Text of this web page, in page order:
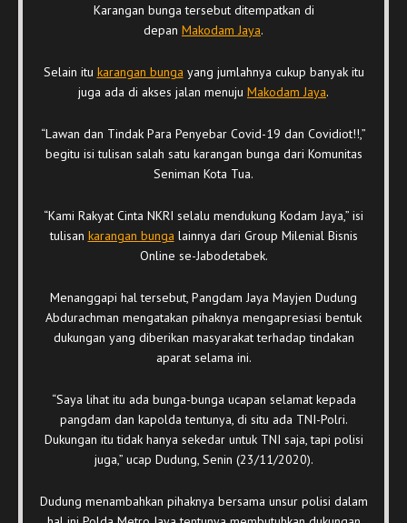
Karangan bunga tersebut ditempatkan di
depan Makodam Jaya.
Selain itu karangan bunga yang jumlahnya cukup banyak itu
juga ada di akses jalan menuju Makodam Jaya.
“Lawan dan Tindak Para Penyebar Covid-19 dan Covidiot!!,”
begitu isi tulisan salah satu karangan bunga dari Komunitas
Seniman Kota Tua.
“Kami Rakyat Cinta NKRI selalu mendukung Kodam Jaya,” isi
tulisan karangan bunga lainnya dari Group Milenial Bisnis
Online se-Jabodetabek.
Menanggapi hal tersebut, Pangdam Jaya Mayjen Dudung
Abdurachman mengatakan pihaknya mengapresiasi bentuk
dukungan yang diberikan masyarakat terhadap tindakan
aparat selama ini.
“Saya lihat itu ada bunga-bunga ucapan selamat kepada
pangdam dan kapolda tentunya, di situ ada TNI-Polri.
Dukungan itu tidak hanya sekedar untuk TNI saja, tapi polisi
juga,” ucap Dudung, Senin (23/11/2020).
Dudung menambahkan pihaknya bersama unsur polisi dalam